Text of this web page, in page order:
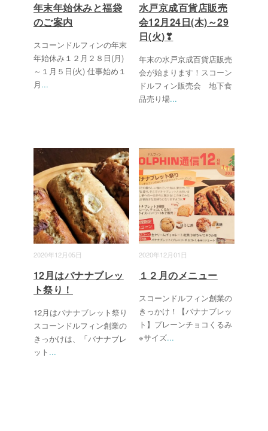
年末年始休みと福袋
のご案内
スコーンドルフィンの年末
年始休み１２月２８日(月)
～１月５日(火) 仕事始め１
月 ...
水戸京成百貨店販売
会12月24日(木)～29
日(火)❣
年末の水戸京成百貨店販売
会が始まります！スコーン
ドルフィン販売会 地下食
品売り場...
2020年12月05日
12月はバナナブレッ
ト祭り！
12月はバナナブレット祭り
スコーンドルフィン創業の
きっかけは、「バナナブレ
ット ...
2020年12月01日
１２月のメニュー
スコーンドルフィン創業の
きっかけ！【バナナブレッ
ト】プレーンチョコくるみ
※サイズ...